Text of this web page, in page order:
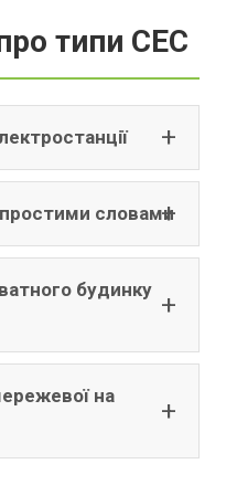
типи СЕС
словами
будинку
на